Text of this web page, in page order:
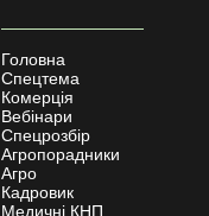
Головна
Спецтема
Комерція
Вебінари
Спецрозбір
Агропорадники
Агро
Кадровик
Медичні КНП